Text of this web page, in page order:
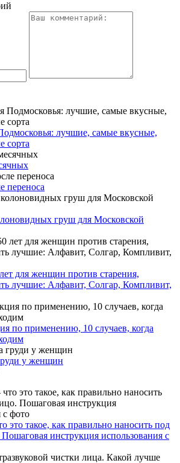
лучшие, самые вкусные,
сорта
переноса
груш для Московской
для женщин против старения,
лучшие: Алфавит, Солгар, Компливит,
по применению, 10 случаев, когда
у женщин
это такое, как правильно наносить под
Пошаговая инструкция использования с